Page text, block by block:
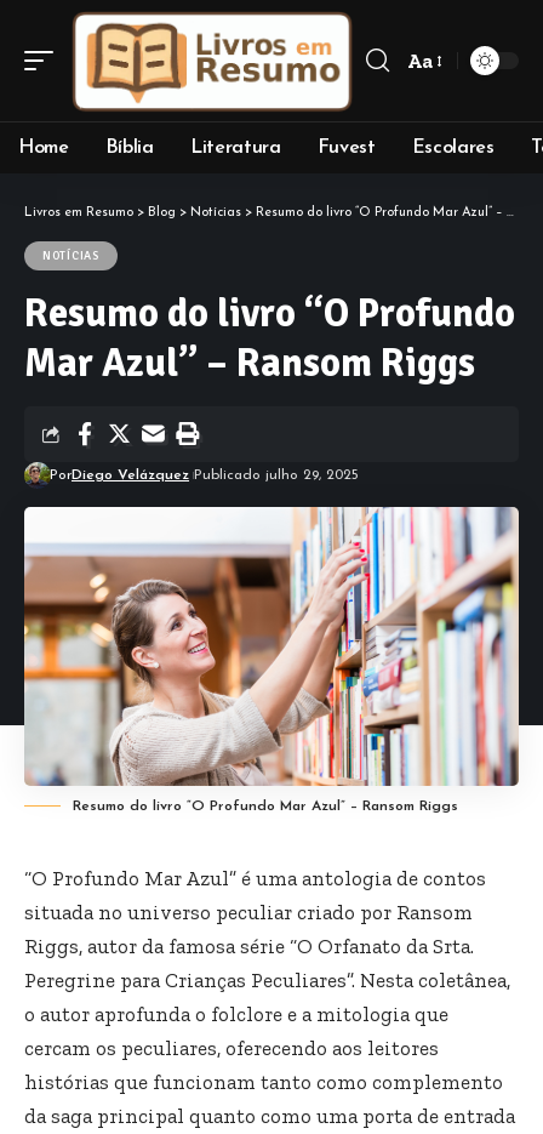
Font
Aa
Home Bíblia Literatura Fuvest Escolares
Livros em Resumo > Blog > Notícias > Resumo do livro “O Profundo Mar Azul” – Ransom Riggs
NOTÍCIAS
Resumo do livro “O Profundo
Mar Azul” – Ransom Riggs
PorDiego Velázquez Publicado julho 29, 2025
Resumo do livro “O Profundo Mar Azul” – Ransom Riggs
“O Profundo Mar Azul” é uma antologia de contos
situada no universo peculiar criado por Ransom
Riggs, autor da famosa série “O Orfanato da Srta.
Peregrine para Crianças Peculiares”. Nesta coletânea,
o autor aprofunda o folclore e a mitologia que
cercam os peculiares, oferecendo aos leitores
histórias que funcionam tanto como complemento
da saga principal quanto como uma porta de entrada